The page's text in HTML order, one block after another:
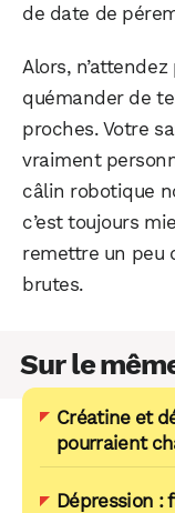
de date de
Alors,
quémander de
proches. Votre
vraiment
câlin robotique
c’est toujours
remettre un peu
brutes.
Sur le
Créatine et
pourraient
Dépression :